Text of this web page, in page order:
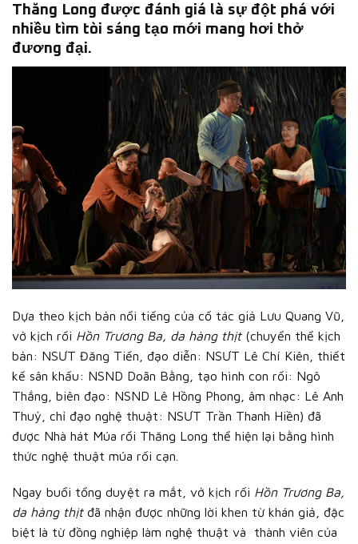
Thăng Long được đánh giá là sự đột phá với
nhiều tìm tòi sáng tạo mới mang hơi thở
đương đại.
Dựa theo kịch bản nổi tiếng của cố tác giả Lưu Quang Vũ,
vở kịch rối Hồn Trương Ba, da hàng thịt(chuyển thể kịch
bản: NSƯT Đăng Tiến, đạo diễn: NSƯT Lê Chí Kiên, thiết
kế sân khấu: NSND Doãn Bằng, tạo hình con rối: Ngô
Thắng, biên đạo: NSND Lê Hồng Phong, âm nhạc: Lê Anh
Thuỷ, chỉ đạo nghệ thuật: NSƯT Trần Thanh Hiền) đã
được Nhà hát Múa rối Thăng Long thể hiện lại bằng hình
thức nghệ thuật múa rối cạn.
Ngay buổi tổng duyệt ra mắt, vở kịch rối Hồn Trương Ba,
da hàng thịtđã nhận được những lời khen từ khán giả, đặc
biệt là từ đồng nghiệp làm nghệ thuật và thành viên của